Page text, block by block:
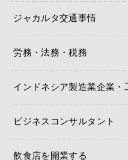
ジャカルタ交通事情
労務・法務・税務
インドネシア製造業企業・
ビジネスコンサルタント
飲食店を開業する